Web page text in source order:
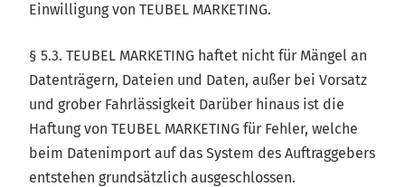
Einwilligung von TEUBEL MARKETING.
§ 5.3. TEUBEL MARKETING haftet nicht für Mängel an
Datenträgern, Dateien und Daten, außer bei Vorsatz
und grober Fahrlässigkeit Darüber hinaus ist die
Haftung von TEUBEL MARKETING für Fehler, welche
beim Datenimport auf das System des Auftraggebers
entstehen grundsätzlich ausgeschlossen.